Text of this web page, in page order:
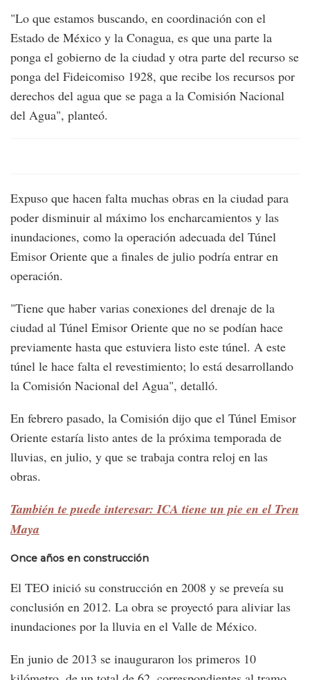
"Lo que estamos buscando, en coordinación con el
Estado de México y la Conagua, es que una parte la
ponga el gobierno de la ciudad y otra parte del recurso se
ponga del Fideicomiso 1928, que recibe los recursos por
derechos del agua que se paga a la Comisión Nacional
del Agua", planteó.
Expuso que hacen falta muchas obras en la ciudad para
poder disminuir al máximo los encharcamientos y las
inundaciones, como la operación adecuada del Túnel
Emisor Oriente que a finales de julio podría entrar en
operación.
"Tiene que haber varias conexiones del drenaje de la
ciudad al Túnel Emisor Oriente que no se podían hace
previamente hasta que estuviera listo este túnel. A este
túnel le hace falta el revestimiento; lo está desarrollando
la Comisión Nacional del Agua", detalló.
En febrero pasado, la Comisión dijo que el Túnel Emisor
Oriente estaría listo antes de la próxima temporada de
lluvias, en julio, y que se trabaja contra reloj en las
obras.
También te puede interesar: ICA tiene un pie en el Tren
Maya
Once años en construcción
El TEO inició su construcción en 2008 y se preveía su
conclusión en 2012. La obra se proyectó para aliviar las
inundaciones por la lluvia en el Valle de México.
En junio de 2013 se inauguraron los primeros 10